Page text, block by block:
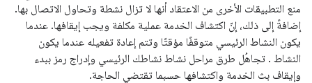
منع التطبيقات الأخرى من الاعتقاد أنها لا تزال نشطة وتحاول الاتصال بها.
إضافةً إلى ذلك، إنّ اكتشاف الخدمة عملية مكلفة ويجب إيقافها. عندما
يكون النشاط الرئيسي متوقفًا مؤقتًا وتتم إعادة تفعيله عندما يكون
النشاط . تجاهُل طرق مراحل نشاط نشاطك الرئيسي وإدراج رمز ببدء
وإيقاف بث الخدمة واكتشافها حسبما تقتضي الحاجة.